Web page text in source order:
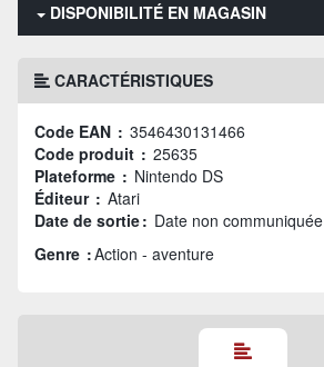
DISPONIBILITÉ EN MAGASIN
CARACTÉRISTIQUES
Code EAN : 3546430131466
Code produit : 25635
Plateforme : Nintendo DS
Éditeur : Atari
Date de sortie : Date non communiquée
Genre :Action - aventure